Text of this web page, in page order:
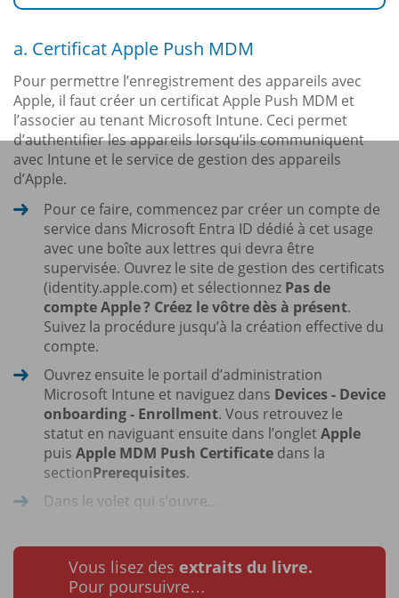
a. Certificat Apple Push MDM
Pour permettre l’enregistrement des appareils avec
Apple, il faut créer un certificat Apple Push MDM et
l’associer au tenant Microsoft Intune. Ceci permet
d’authentifier les appareils lorsqu’ils communiquent
avec Intune et le service de gestion des appareils
d’Apple.
Pour ce faire, commencez par créer un compte de
service dans Microsoft Entra ID dédié à cet usage
avec une boîte aux lettres qui devra être
supervisée. Ouvrez le site de gestion des certificats
(identity.apple.com) et sélectionnez Pas de
compte Apple ? Créez le vôtre dès à présent.
Suivez la procédure jusqu’à la création effective du
compte.
Ouvrez ensuite le portail d’administration
Microsoft Intune et naviguez dans Devices - Device
onboarding - Enrollment. Vous retrouvez le
statut en naviguant ensuite dans l’ongletApple
puis Apple MDM Push Certificate dans la
sectionPrerequisites.
Dans le volet qui s’ouvre...
Vous lisez des extraits du livre.
Pour poursuivre…